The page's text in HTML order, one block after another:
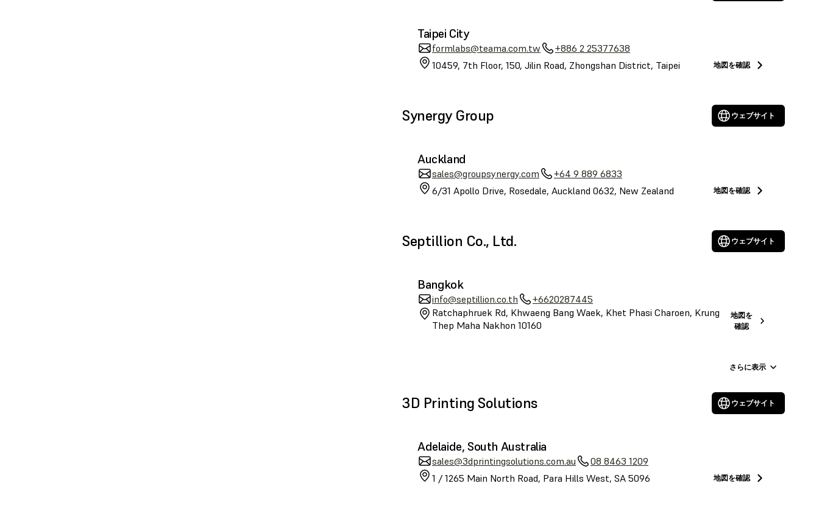
Taipei City
formlabs@teama.com.tw
+886 2 25377638
10459, 7th Floor, 150, Jilin Road, Zhongshan District, Taipei
地図を確認
Synergy Group ウェブサイト
Auckland
sales@groupsynergy.com
+64 9 889 6833
6/31 Apollo Drive, Rosedale, Auckland 0632, New Zealand
地図を確認
Septillion Co., Ltd. ウェブサイト
Bangkok
info@septillion.co.th
+6620287445
Ratchaphruek Rd, Khwaeng Bang Waek, Khet Phasi Charoen, Krung
Thep Maha Nakhon 10160
地図を
確認
さらに表示
3D Printing Solutions ウェブサイト
Adelaide, South Australia
sales@3dprintingsolutions.com.au
08 8463 1209
1 / 1265 Main North Road, Para Hills West, SA 5096
地図を確認